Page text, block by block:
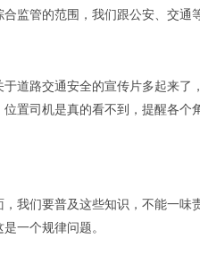
监管的范围，我们跟公安、交
路交通安全的宣传片多起来了
置司机是真的看不到，提醒各
们要普及这些知识，不能一味
一个规律问题。